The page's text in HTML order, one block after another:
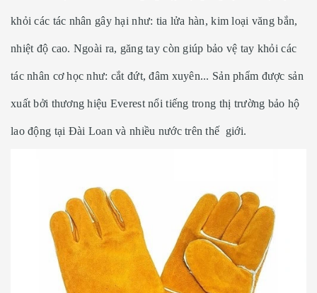
khỏi các tác nhân gây hại như: tia lửa hàn, kim loại văng bắn,
nhiệt độ cao. Ngoài ra, găng tay còn giúp bảo vệ tay khỏi các
tác nhân cơ học như: cắt đứt, đâm xuyên... Sản phẩm được sản
xuất bởi thương hiệu Everest nổi tiếng trong thị trường bảo hộ
lao động tại Đài Loan và nhiều nước trên thế giới.